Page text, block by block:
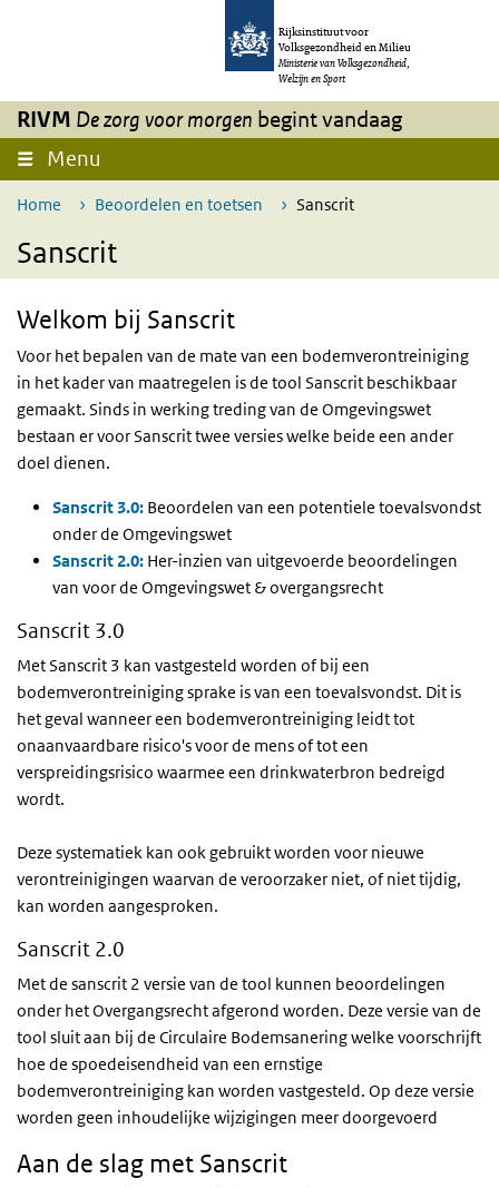
Overslaan en naar de inhoud gaan
Overslaan en naar de inhoud gaan
Rijksinstituut voor
Volksgezondheid en Milieu
Ministerie van Volksgezondheid,
Welzijn en Sport
RIVM De zorg voor morgen begint vandaag
Menu
Menu ingeklapt
Home Beoordelen en toetsen Sanscrit
Sanscrit
Welkom bij Sanscrit
Voor het bepalen van de mate van een bodemverontreiniging
in het kader van maatregelen is de tool Sanscrit beschikbaar
gemaakt. Sinds in werking treding van de Omgevingswet
bestaan er voor Sanscrit twee versies welke beide een ander
doel dienen.
Sanscrit 3.0: Beoordelen van een potentiele toevalsvondst
onder de Omgevingswet
Sanscrit 2.0: Her-inzien van uitgevoerde beoordelingen
van voor de Omgevingswet & overgangsrecht
Sanscrit 3.0
Met Sanscrit 3 kan vastgesteld worden of bij een
bodemverontreiniging sprake is van een toevalsvondst. Dit is
het geval wanneer een bodemverontreiniging leidt tot
onaanvaardbare risico's voor de mens of tot een
verspreidingsrisico waarmee een drinkwaterbron bedreigd
wordt.
Deze systematiek kan ook gebruikt worden voor nieuwe
verontreinigingen waarvan de veroorzaker niet, of niet tijdig,
kan worden aangesproken.
Sanscrit 2.0
Met de sanscrit 2 versie van de tool kunnen beoordelingen
onder het Overgangsrecht afgerond worden. Deze versie van de
tool sluit aan bij de Circulaire Bodemsanering welke voorschrijft
hoe de spoedeisendheid van een ernstige
bodemverontreiniging kan worden vastgesteld. Op deze versie
worden geen inhoudelijke wijzigingen meer doorgevoerd
Aan de slag met Sanscrit